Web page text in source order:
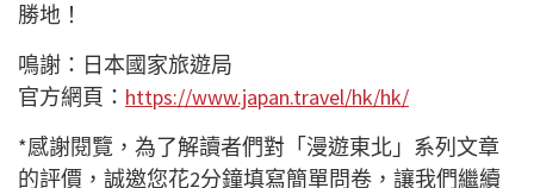
勝地！
鳴謝：日本國家旅遊局
官方網頁： https://www.japan.travel/hk/hk/
*感謝閱覽，為了解讀者們對「漫遊東北」系列文章
的評價，誠邀您花2分鐘填寫簡單問卷，讓我們繼續